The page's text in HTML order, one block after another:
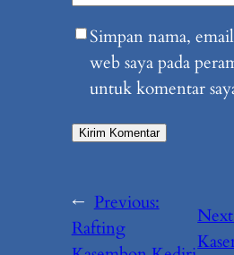
Simpan nama,
web saya pada
untuk komentar
← Previous:
Rafting